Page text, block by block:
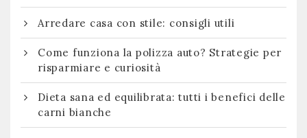
Arredare casa con stile: consigli utili
Come funziona la polizza auto? Strategie per
risparmiare e curiosità
Dieta sana ed equilibrata: tutti i benefici delle
carni bianche